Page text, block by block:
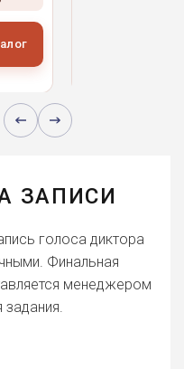
ЗАПИСИ
голоса диктора
Финальная
менеджером